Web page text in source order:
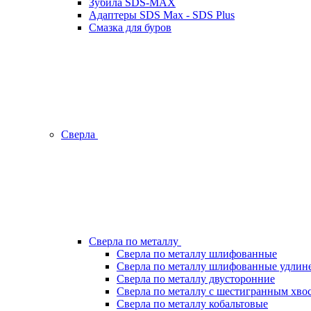
Зубила SDS-MAX
Адаптеры SDS Max - SDS Plus
Смазка для буров
Сверла
Сверла по металлу
Сверла по металлу шлифованные
Сверла по металлу шлифованные
Сверла по металлу двусторонние
Сверла по металлу с шестигранным
Сверла по металлу кобальтовые